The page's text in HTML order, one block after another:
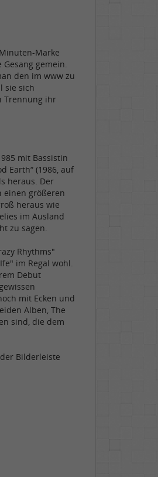
Marke
gemein.
den im www zu
sie sich
Trennung ihr
mit Bassistin
Earth“ (1986, auf
heraus. Der
einen größeren
heraus wie
im Ausland
zu sagen.
Rhythms"
im Regal wohl.
Debut
mit Ecken und
Alben, The
sind, die dem
Bilderleiste